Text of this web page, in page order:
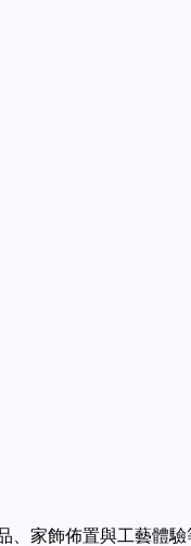
、家飾佈置與工藝體